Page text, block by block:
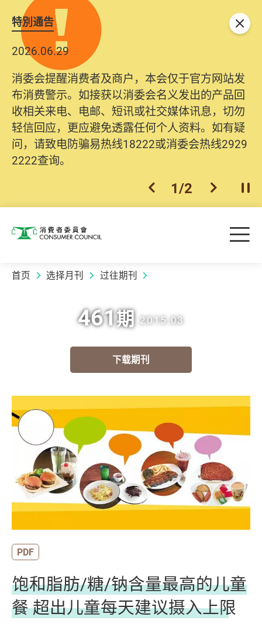
特別通告
2026.06.29
消委会提醒消费者及商户，本会仅于官方网站发
布消费警示。如接获以消委会名义发出的产品回
收相关来电、电邮、短讯或社交媒体讯息，切勿
轻信回应，更应避免透露任何个人资料。如有疑
问，请致电防骗易热线18222或消委会热线2929
2222查询。
上一个
1/2 下一个开
关闭
消费者委员会 目
首页 选择月刊 过往期刊
461期 2015.03
下载期刊
PDF
饱和脂肪/糖/钠含量最高的儿童
餐 超出儿童每天建议摄入上限